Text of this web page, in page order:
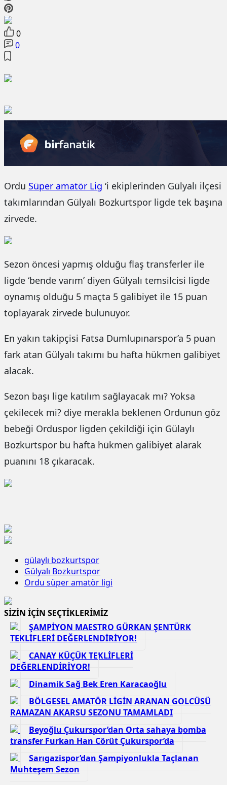
0
0
Ordu Süper amatör Lig ‘i ekiplerinden Gülyalı ilçesi
takımlarından Gülyalı Bozkurtspor ligde tek başına
zirvede.
Sezon öncesi yapmış olduğu flaş transferler ile
ligde ‘bende varım’ diyen Gülyalı temsilcisi ligde
oynamış olduğu 5 maçta 5 galibiyet ile 15 puan
toplayarak zirvede bulunuyor.
En yakın takipçisi Fatsa Dumlupınarspor’a 5 puan
fark atan Gülyalı takımı bu hafta hükmen galibiyet
alacak.
Sezon başı lige katılım sağlayacak mı? Yoksa
çekilecek mi? diye merakla beklenen Ordunun göz
bebeği Orduspor ligden çekildiği için Gülaylı
Bozkurtspor bu hafta hükmen galibiyet alarak
puanını 18 çıkaracak.
gülaylı bozkurtspor
Gülyalı Bozkurtspor
Ordu süper amatör ligi
SİZİN İÇİN SEÇTİKLERİMİZ
ŞAMPİYON MAESTRO GÜRKAN ŞENTÜRK
TEKLİFLERİ DEĞERLENDİRİYOR!
CANAY KÜÇÜK TEKLİFLERİ
DEĞERLENDİRİYOR!
Dinamik Sağ Bek Eren Karacaoğlu
BÖLGESEL AMATÖR LİGİN ARANAN GOLCÜSÜ
RAMAZAN AKARSU SEZONU TAMAMLADI
Beyoğlu Çukurspor’dan Orta sahaya bomba
transfer Furkan Han Cörüt Çukurspor’da
Sarıgazispor’dan Şampiyonlukla Taçlanan
Muhteşem Sezon